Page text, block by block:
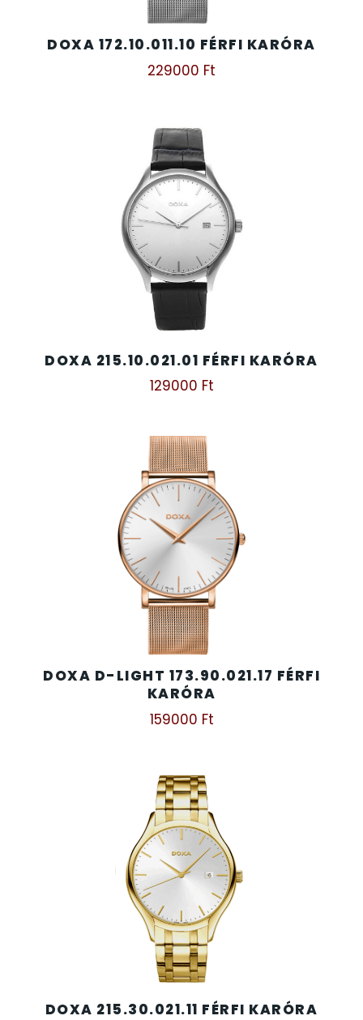
DOXA 172.10.011.10 FÉRFI KARÓRA
229000 Ft
DOXA 215.10.021.01 FÉRFI KARÓRA
129000 Ft
DOXA D-LIGHT 173.90.021.17 FÉRFI
KARÓRA
159000 Ft
DOXA 215.30.021.11 FÉRFI KARÓRA